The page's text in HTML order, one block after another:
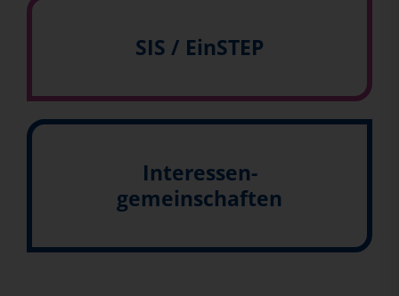
SIS / EinSTEP
Interessen-
gemeinschaften